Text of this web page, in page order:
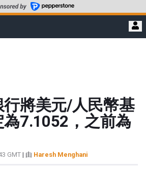
將美元/人民幣基
7.1052，之前為
GMT | 由 Haresh Menghani